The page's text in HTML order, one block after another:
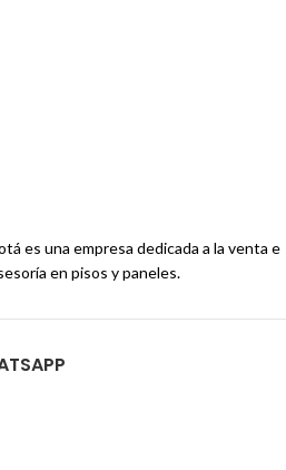
es una empresa dedicada a la venta e
en pisos y paneles.